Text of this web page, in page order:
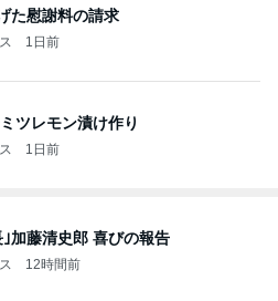
た慰謝料の請求
1日前
ツレモン漬け作り
1日前
｣加藤清史郎 喜びの報告
12時間前